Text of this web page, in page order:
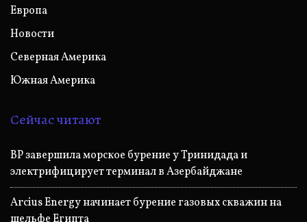
Европа
Новости
Северная Америка
Южная Америка
Сейчас читают
BP завершила морское бурение у Тринидада и
электрифицирует терминал в Азербайджане
Arcius Energy начинает бурение газовых скважин на